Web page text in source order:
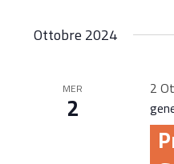
will
la
Ottobre 2024
MER
2
2